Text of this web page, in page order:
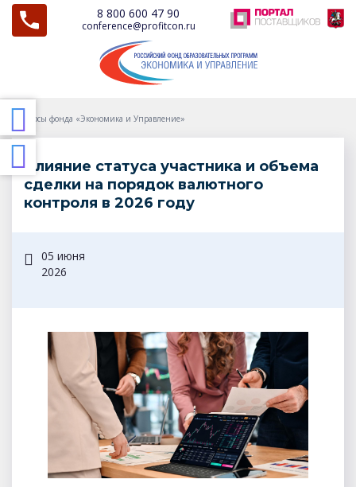
8 800 600 47 90
conference@profitcon.ru
Курсы фонда «Экономика и Управление»
Влияние статуса участника и объема
сделки на порядок валютного
контроля в 2026 году
05 июня
2026